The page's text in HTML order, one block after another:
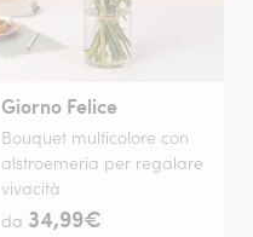
Giorno Felice
Bouquet multicolore con
alstroemeria per regalare
vivacità
da 34,99€